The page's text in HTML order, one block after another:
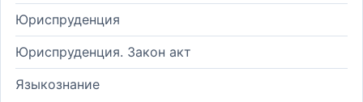
Юриспруденция
Юриспруденция. Закон акт
Языкознание